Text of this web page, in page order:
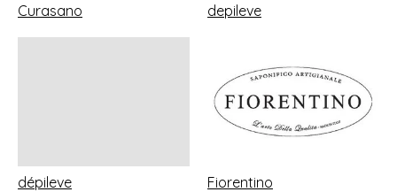
Curasano depileve
dépileve Fiorentino